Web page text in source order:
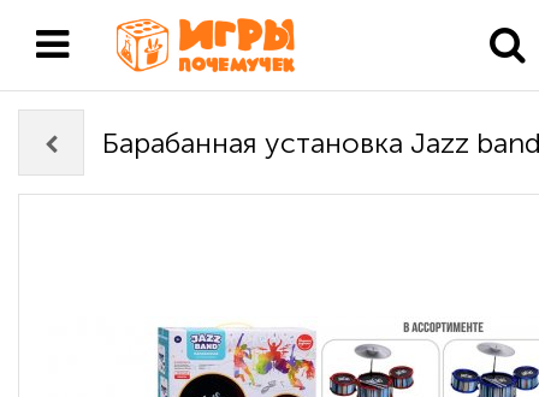
Барабанная установка Jazz